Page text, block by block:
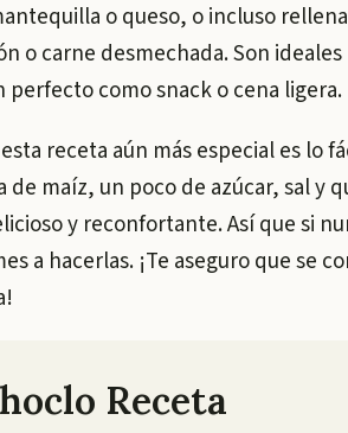
o queso, o incluso
o carne desmechada. Son
como snack o cena ligera.
receta aún más especial es lo
maíz, un poco de azúcar, sal y
y reconfortante. Así que si
a hacerlas. ¡Te aseguro que se
Receta